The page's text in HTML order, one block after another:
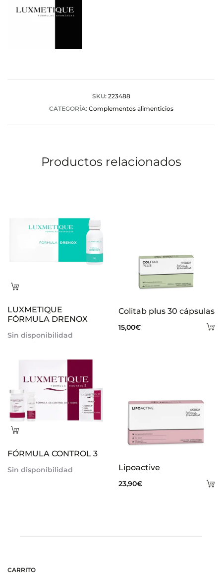
SKU: 223488
CATEGORÍA: Complementos alimenticios
Productos relacionados
Leer
LUXMETIQUE
FÓRMULA DRENOX
Sin disponibilidad
Colitab plus 30 cápsulas
15,00€
Leer
FÓRMULA CONTROL 3
Sin disponibilidad Lipoactive
23,90€
CARRITO